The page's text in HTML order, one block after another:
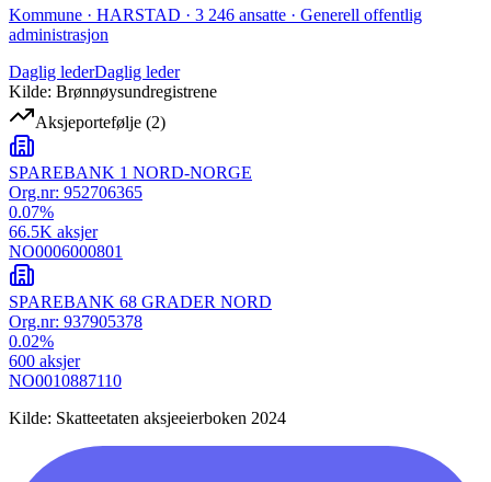
Kommune · HARSTAD · 3 246 ansatte · Generell offentlig
administrasjon
Daglig lederDaglig leder
Kilde: Brønnøysundregistrene
Aksjeportefølje (2)
SPAREBANK 1 NORD-NORGE
Org.nr: 952706365
0.07%
66.5K aksjer
NO0006000801
SPAREBANK 68 GRADER NORD
Org.nr: 937905378
0.02%
600 aksjer
NO0010887110
Kilde: Skatteetaten aksjeeierboken 2024